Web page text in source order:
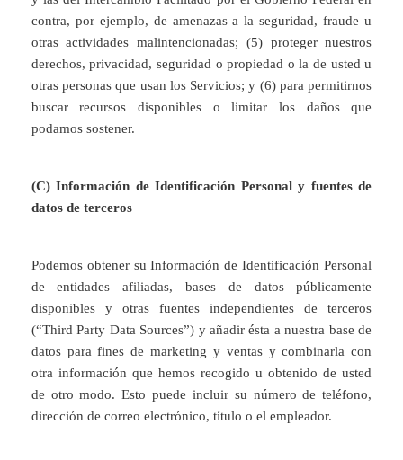
contra, por ejemplo, de amenazas a la seguridad, fraude u
otras actividades malintencionadas; (5) proteger nuestros
derechos, privacidad, seguridad o propiedad o la de usted u
otras personas que usan los Servicios; y (6) para permitirnos
buscar recursos disponibles o limitar los daños que
podamos sostener.
(C) Información de Identificación Personal y fuentes de
datos de terceros
Podemos obtener su Información de Identificación Personal
de entidades afiliadas, bases de datos públicamente
disponibles y otras fuentes independientes de terceros
(“Third Party Data Sources”) y añadir ésta a nuestra base de
datos para fines de marketing y ventas y combinarla con
otra información que hemos recogido u obtenido de usted
de otro modo. Esto puede incluir su número de teléfono,
dirección de correo electrónico, título o el empleador.